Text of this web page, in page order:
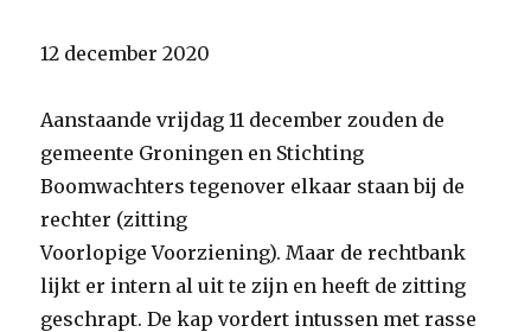
12 december 2020
Aanstaande vrijdag 11 december zouden de
gemeente Groningen en Stichting
Boomwachters tegenover elkaar staan bij de
rechter (zitting
Voorlopige Voorziening). Maar de rechtbank
lijkt er intern al uit te zijn en heeft de zitting
geschrapt. De kap vordert intussen met rasse